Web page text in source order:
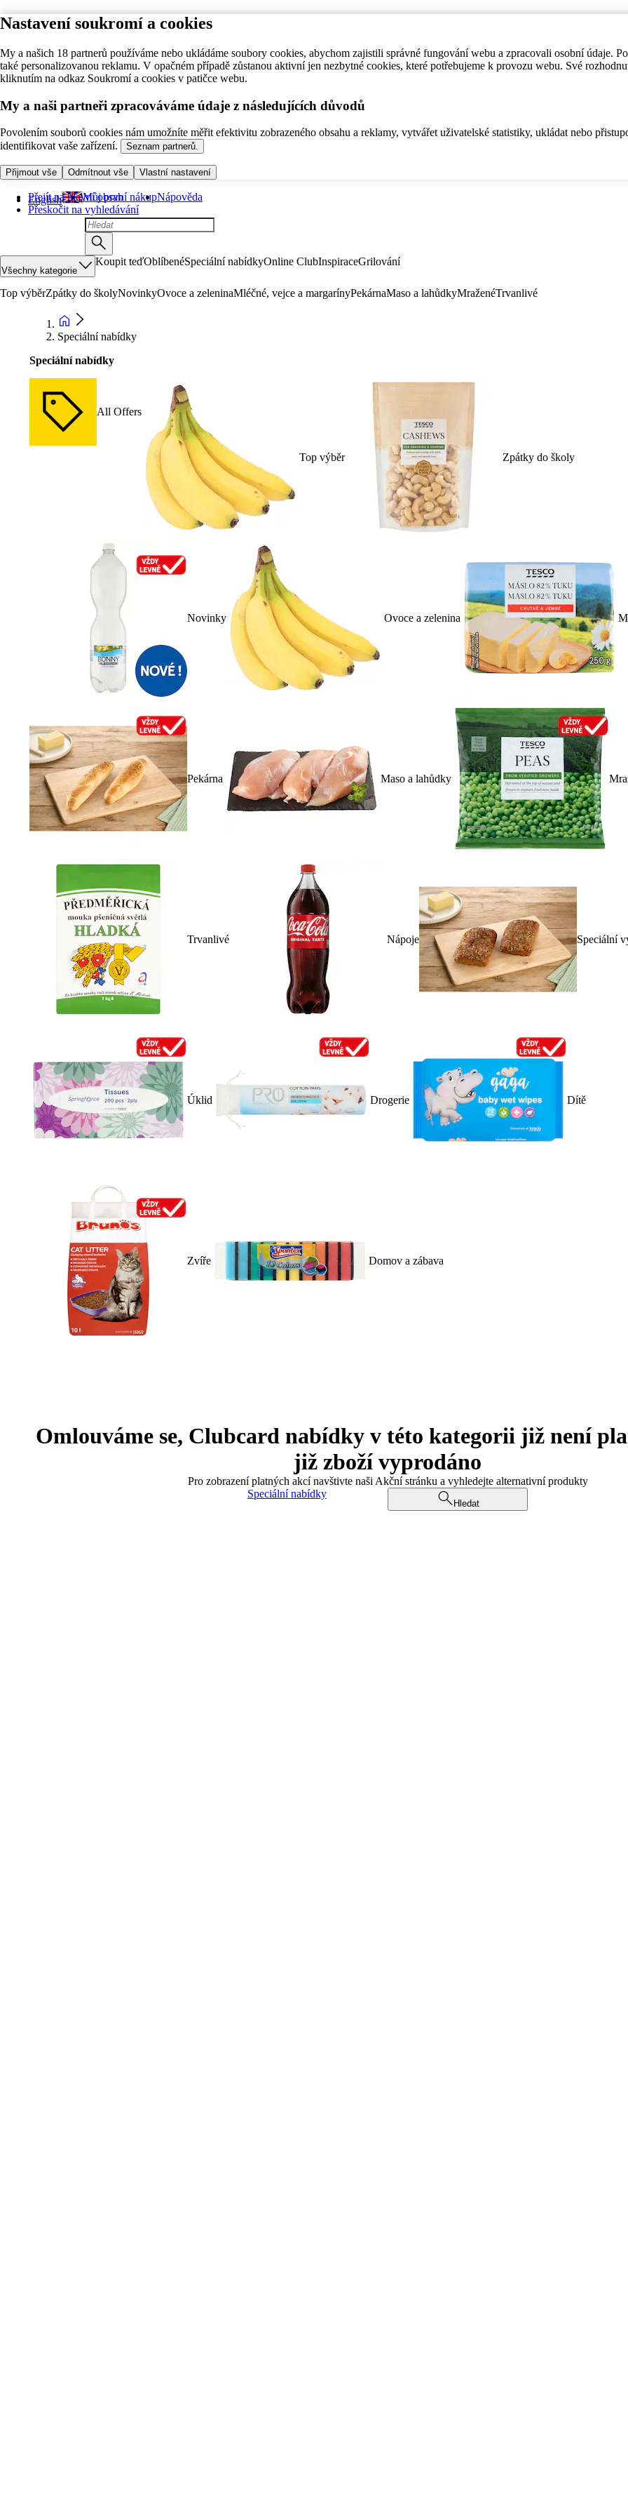
Nastavení soukromí a cookies
My a našich 18 partnerů používáme nebo ukládáme soubory cookies, abychom zajistili správné fungování webu a zpracovali osobní údaje.
také personalizovanou reklamu. V opačném případě zůstanou aktivní jen nezbytné cookies, které potřebujeme k provozu webu. Své
kliknutím na odkaz Soukromí a cookies v patičce webu.
My a naši partneři zpracováváme údaje z následujících důvodů
Povolením souborů cookies nám umožníte měřit efektivitu zobrazeného obsahu a reklamy, vytvářet uživatelské statistiky, ukládat nebo
identifikovat vaše zařízení.
Seznam partnerů.
Přijmout vše Odmítnout vše Vlastní nastavení
Přejít na hlavní obsah
Přeskočit na vyhledávání
English Můj první nákupNápověda
Všechny kategorie
Koupit teďOblíbenéSpeciální nabídkyOnline ClubInspiraceGrilování
Top výběrZpátky do školyNovinkyOvoce a zeleninaMléčné, vejce a margarínyPekárnaMaso a lahůdkyMraženéTrvanlivé
Speciální nabídky
Speciální nabídky
All Offers
Top výběr Zpátky do školy
Novinky Ovoce a zelenina
Pekárna Maso a lahůdky
Trvanlivé Nápoje Speciální
Úklid Drogerie Dítě
Zvíře Domov a zábava
Omlouváme se, Clubcard nabídky v této kategorii již není
již zboží vyprodáno
Pro zobrazení platných akcí navštivte naši Akční stránku a vyhledejte alternativní produkty
Speciální nabídky
Hledat